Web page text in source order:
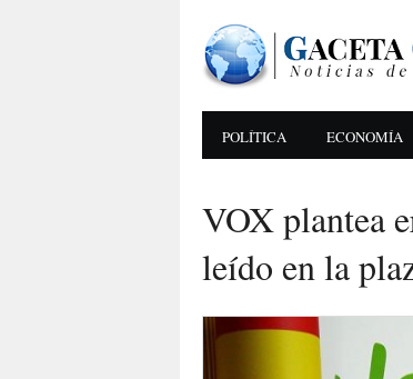
POLÍTICA ECONOMÍA
VOX plantea
leído en la